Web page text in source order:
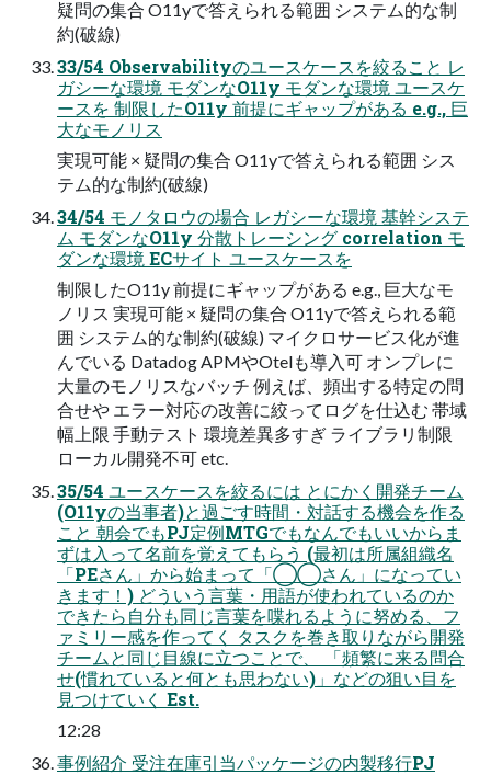
疑問の集合 O11yで答えられる範囲 システム的な制
約(破線)
33/54 Observabilityのユースケースを絞ること レ
ガシーな環境 モダンなO11y モダンな環境 ユースケ
ースを 制限したO11y 前提にギャップがある e.g., 巨
大なモノリス
実現可能 × 疑問の集合 O11yで答えられる範囲 シス
テム的な制約(破線)
34/54 モノタロウの場合 レガシーな環境 基幹システ
ム モダンなO11y 分散トレーシング correlation モ
ダンな環境 ECサイト ユースケースを
制限したO11y 前提にギャップがある e.g., 巨大なモ
ノリス 実現可能 × 疑問の集合 O11yで答えられる範
囲 システム的な制約(破線) マイクロサービス化が進
んでいる Datadog APMやOtelも導入可 オンプレに
大量のモノリスなバッチ 例えば、頻出する特定の問
合せや エラー対応の改善に絞ってログを仕込む 帯域
幅上限 手動テスト 環境差異多すぎ ライブラリ制限
ローカル開発不可 etc.
35/54 ユースケースを絞るには とにかく開発チーム
(O11yの当事者)と過ごす時間・対話する機会を作る
こと 朝会でもPJ定例MTGでもなんでもいいからま
ずは入って名前を覚えてもらう (最初は所属組織名
「PEさん」から始まって「◯◯さん」になってい
きます！) どういう言葉・用語が使われているのか
できたら自分も同じ言葉を喋れるように努める、フ
ァミリー感を作ってく タスクを巻き取りながら開発
チームと同じ目線に立つことで、 「頻繁に来る問合
せ(慣れていると何とも思わない)」などの狙い目を
見つけていく Est.
12:28
事例紹介 受注在庫引当パッケージの内製移行PJ